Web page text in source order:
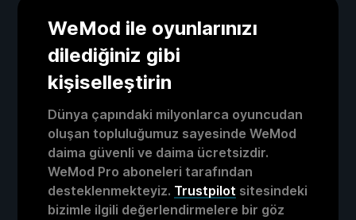
WeMod ile oyunlarınızı
dilediğiniz gibi
kişiselleştirin
Dünya çapındaki milyonlarca oyuncudan
oluşan topluluğumuz sayesinde WeMod
daima güvenli ve daima ücretsizdir.
WeMod Pro aboneleri tarafından
desteklenmekteyiz. Trustpilot sitesindeki
bizimle ilgili değerlendirmelere bir göz